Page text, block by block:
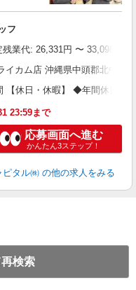
フ
残業代: 26,331円 〜 33,098円
イカム店 沖縄県中頭郡北中
【休日・休暇】 ◆年間休日
23:59まで
応募画面へ進む
かんたん3ステップ！
ピタル㈱ の他の求人をみる
検索